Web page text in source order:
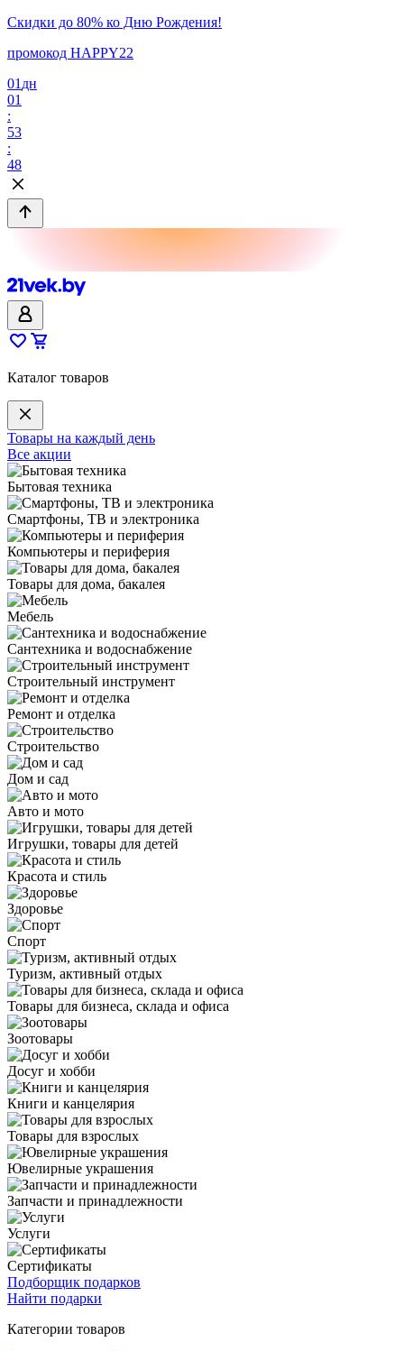
Скидки до 80% ко Дню Рождения!
промокод HAPPY22
01 дн
01
:
53
:
48
Каталог товаров
Товары на каждый день
Все акции
Бытовая техника
Смартфоны, ТВ и электроника
Компьютеры и периферия
Товары для дома, бакалея
Мебель
Сантехника и водоснабжение
Строительный инструмент
Ремонт и отделка
Строительство
Дом и сад
Авто и мото
Игрушки, товары для детей
Красота и стиль
Здоровье
Спорт
Туризм, активный отдых
Товары для бизнеса, склада и офиса
Зоотовары
Досуг и хобби
Книги и канцелярия
Товары для взрослых
Ювелирные украшения
Запчасти и принадлежности
Услуги
Сертификаты
Подборщик подарков
Найти подарки
Категории товаров